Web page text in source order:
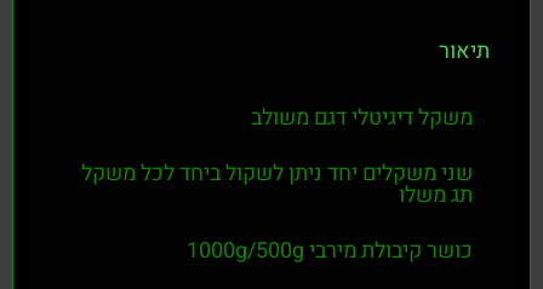
תיאור
משקל דיגיטלי דגם משולב
שני משקלים יחד ניתן לשקול ביחד לכל משקל
תג משלו
כושר קיבולת מירבי 1000g/500g